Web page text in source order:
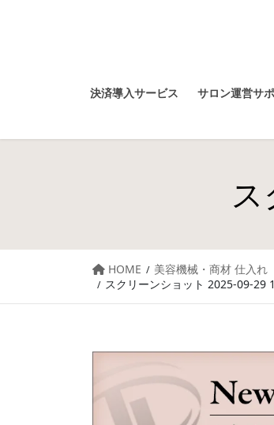
決済導入サービス サロン運営サ
HOME 美容機械・商材 仕入れ
スクリーンショット 2025-09-29